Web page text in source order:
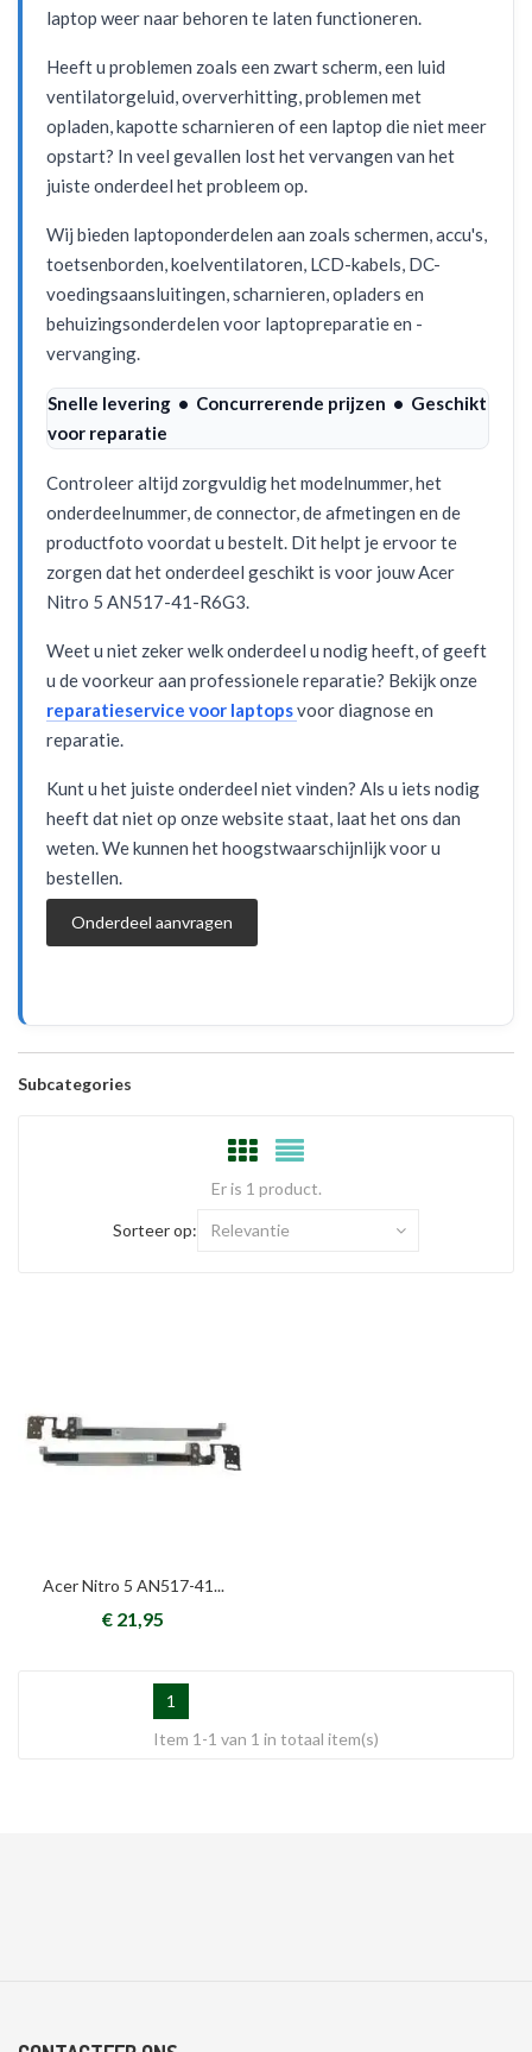
laptop weer naar behoren te laten functioneren.
Heeft u problemen zoals een zwart scherm, een luid
ventilatorgeluid, oververhitting, problemen met
opladen, kapotte scharnieren of een laptop die niet meer
opstart? In veel gevallen lost het vervangen van het
juiste onderdeel het probleem op.
Wij bieden laptoponderdelen aan zoals schermen, accu's,
toetsenborden, koelventilatoren, LCD-kabels, DC-
voedingsaansluitingen, scharnieren, opladers en
behuizingsonderdelen voor laptopreparatie en -
vervanging.
Snelle levering • Concurrerende prijzen • Geschikt
voor reparatie
Controleer altijd zorgvuldig het modelnummer, het
onderdeelnummer, de connector, de afmetingen en de
productfoto voordat u bestelt. Dit helpt je ervoor te
zorgen dat het onderdeel geschikt is voor jouw Acer
Nitro 5 AN517-41-R6G3.
Weet u niet zeker welk onderdeel u nodig heeft, of geeft
u de voorkeur aan professionele reparatie? Bekijk onze
reparatieservice voor laptopsvoor diagnose en
reparatie.
Kunt u het juiste onderdeel niet vinden? Als u iets nodig
heeft dat niet op onze website staat, laat het ons dan
weten. We kunnen het hoogstwaarschijnlijk voor u
bestellen.
Onderdeel aanvragen
Subcategories
Er is 1 product.
Sorteer op: Relevantie
Acer Nitro 5 AN517-41...
€ 21,95
1
Item 1-1 van 1 in totaal item(s)